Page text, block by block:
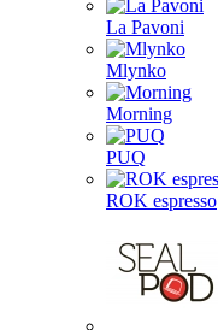
La Pavoni
Mlynko
Morning
PUQ
ROK espresso